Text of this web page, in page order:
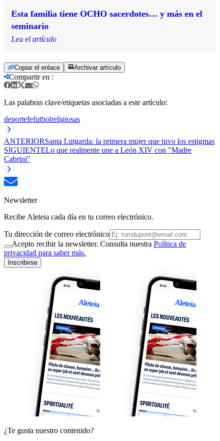
Esta familia tiene OCHO sacerdotes… y más en el
seminario
Lea el artículo
Copiar el enlace Archivar artículo
Compartir en :
Las palabras clave/etiquetas asociadas a este artículo:
deportefefutbolreligiosas
ANTERIORSanta Lutgarda: la primera mujer que tuvo los estigmas
SIGUIENTELo que realmente une a León XIV con "Madre
Cabrini"
Newsletter
Recibe Aleteia cada día en tu correo electrónico.
Tu dirección de correo electrónico
Acepto recibir la newsletter. Consulta nuestra Política de
privacidad para saber más.
Inscribirse
¿Te gusta nuestro contenido?